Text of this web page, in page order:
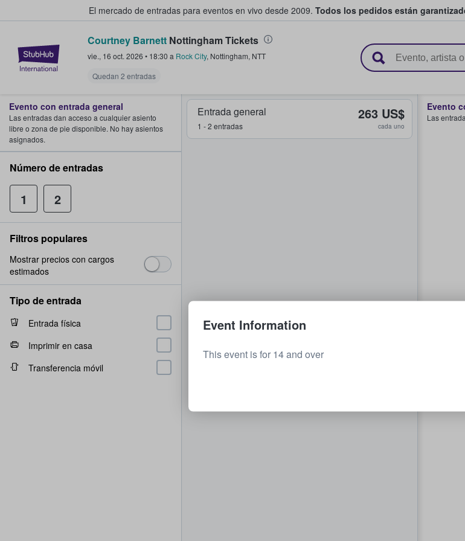
El mercado de entradas para eventos en vivo desde 2009. Todos los pedidos están
StubHub: compra y venta de entradas entre fans
Courtney Barnett Nottingham Tickets
vie., 16 oct. 2026 • 18:30 a Rock City, Nottingham, NTT
Quedan 2 entradas
Entrada general
1 - 2 entradas
263 US$
cada uno
Evento
Las
Evento con entrada general
Las entradas dan acceso a cualquier asiento
libre o zona de pie disponible. No hay asientos
asignados.
Número de entradas
1 2
Filtros populares
Mostrar precios con cargos
estimados
Tipo de entrada
Entrada física
Imprimir en casa
Transferencia móvil
Event Information
This event is for 14 and over